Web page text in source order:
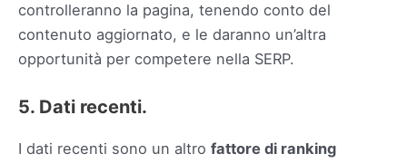
controlleranno la pagina, tenendo conto del
contenuto aggiornato, e le daranno un’altra
opportunità per competere nella SERP.
5. Dati recenti.
I dati recenti sono un altro fattore di ranking